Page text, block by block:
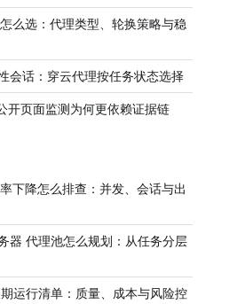
么选：代理类型、轮换策略与稳
会话：穿云代理按任务状态选择
开页面监测为何更依赖证据链
下降怎么排查：并发、会话与出
器 代理池怎么规划：从任务分层
运行清单：质量、成本与风险控